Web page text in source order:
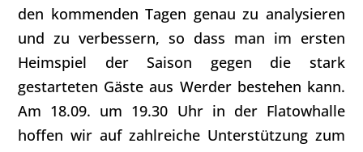
den kommenden Tagen genau zu analysieren
und zu verbessern, so dass man im ersten
Heimspiel der Saison gegen die stark
gestarteten Gäste aus Werder bestehen kann.
Am 18.09. um 19.30 Uhr in der Flatowhalle
hoffen wir auf zahlreiche Unterstützung zum